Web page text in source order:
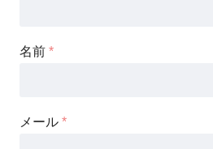
名前 *
メール *